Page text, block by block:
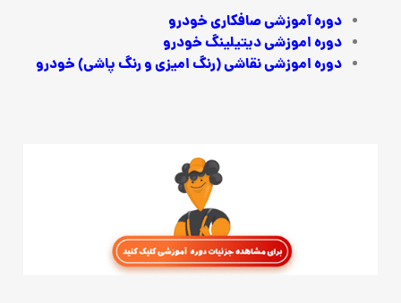
دوره آموزشی صافکاری خودرو
دوره اموزشی دیتیلینگ خودرو
دوره اموزشی نقاشی (رنگ امیزی و رنگ پاشی) خودرو